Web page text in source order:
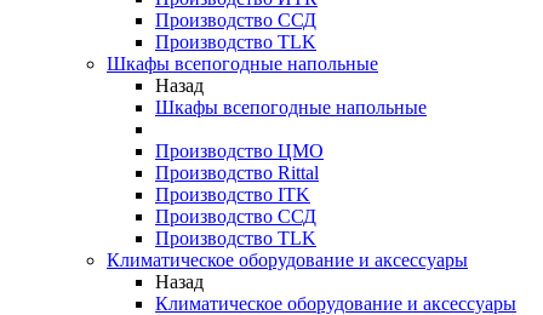
Производство ССД
Производство TLK
Шкафы всепогодные напольные
Назад
Шкафы всепогодные напольные
Производство ЦМО
Производство Rittal
Производство ITK
Производство ССД
Производство TLK
Климатическое оборудование и аксессуары
Назад
Климатическое оборудование и аксессуары